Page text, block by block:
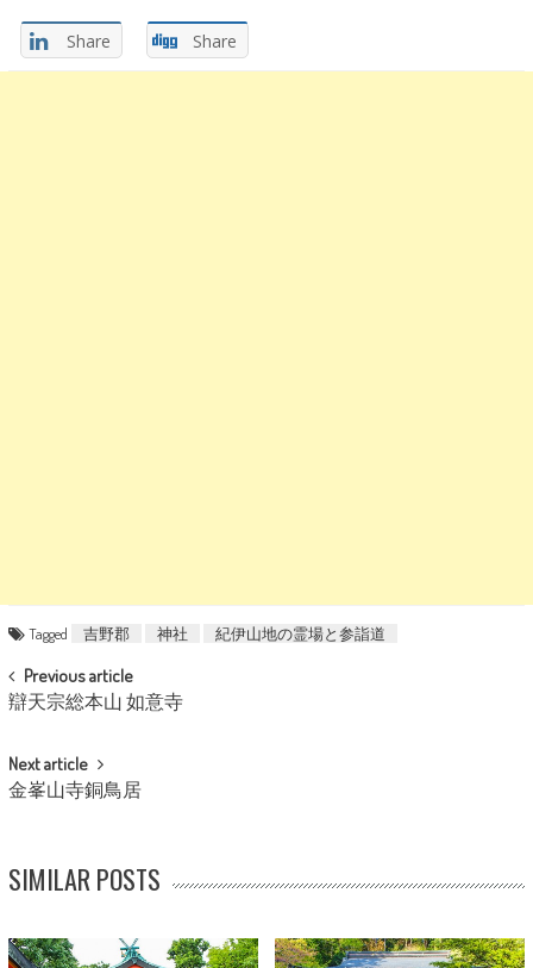
Share Share
Tagged 吉野郡 神社 紀伊山地の霊場と参詣道
POST NAVIGATION
Previous article
辯天宗総本山 如意寺
Next article
金峯山寺銅鳥居
SIMILAR POSTS